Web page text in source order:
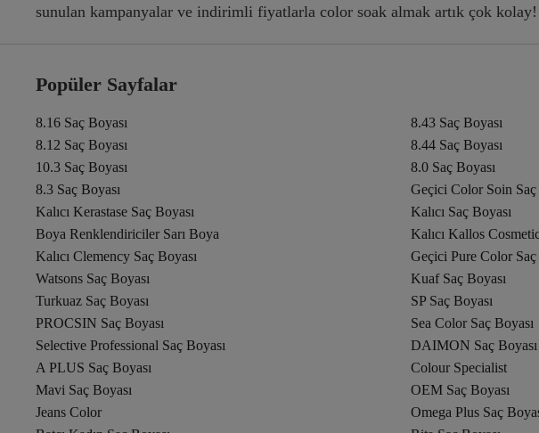
sunulan kampanyalar ve indirimli fiyatlarla color soak almak artık çok
Popüler Sayfalar
8.16 Saç Boyası 8.43 Saç Boyası
8.12 Saç Boyası
8.44 Saç Boyası
10.3 Saç Boyası
8.0 Saç Boyası
8.3 Saç Boyası
Geçici Color Soin Saç
Kalıcı Kerastase Saç Boyası
Kalıcı Saç Boyası
Boya Renklendiriciler Sarı Boya
Kalıcı Kallos
Kalıcı Clemency Saç Boyası
Geçici Pure Color Saç
Watsons Saç Boyası
Kuaf Saç Boyası
Turkuaz Saç Boyası
SP Saç Boyası
PROCSIN Saç Boyası
Sea Color Saç Boyası
Selective Professional Saç Boyası
DAIMON Saç Boyası
A PLUS Saç Boyası
Colour Specialist
Mavi Saç Boyası
OEM Saç Boyası
Jeans Color
Omega Plus Saç